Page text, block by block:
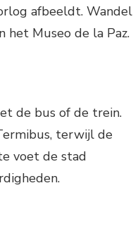
afbeeldt. Wandel
het Museo de la Paz.
de bus of de trein.
terwijl de
voet de stad